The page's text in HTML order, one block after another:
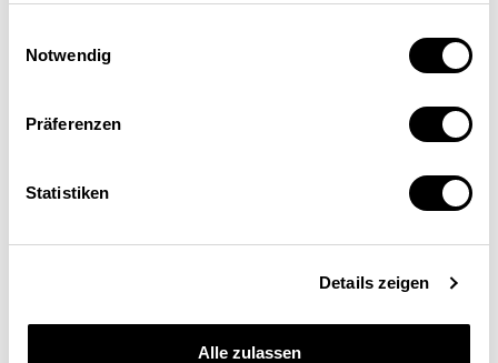
Notwendig
Präferenzen
Statistiken
Details zeigen
Alle zulassen
Versicherer fusionieren